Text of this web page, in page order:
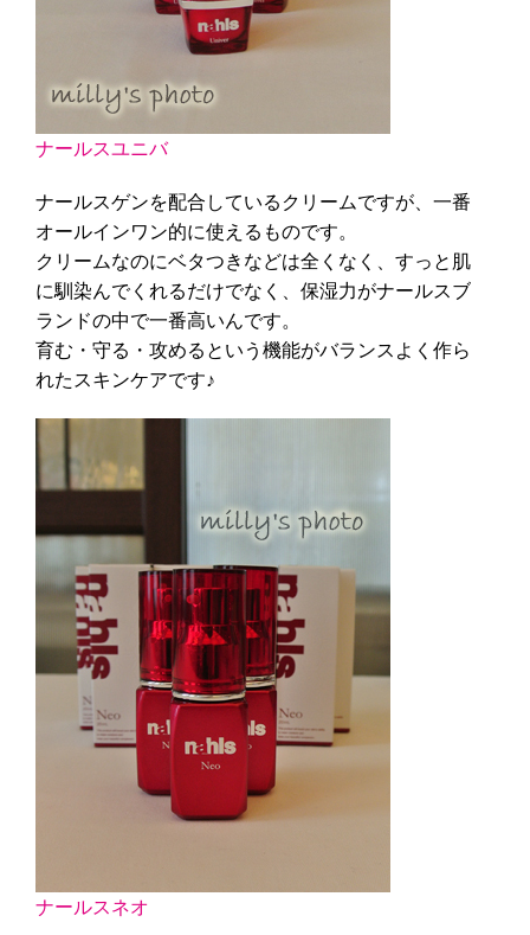
ナールスユニバ
ナールスゲンを配合しているクリームですが、一番
オールインワン的に使えるものです。
クリームなのにベタつきなどは全くなく、すっと肌
に馴染んでくれるだけでなく、保湿力がナールスブ
ランドの中で一番高いんです。
育む・守る・攻めるという機能がバランスよく作ら
れたスキンケアです♪
ナールスネオ